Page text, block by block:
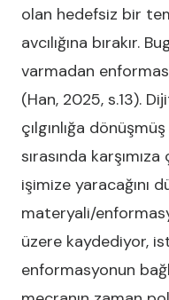
olan hedefsiz bir
avcılığına bırakır.
varmadan
(Han, 2025, s.13).
çılgınlığa
sırasında
işimize yaracağını
materyali/
üzere kaydediyor,
enformasyonun